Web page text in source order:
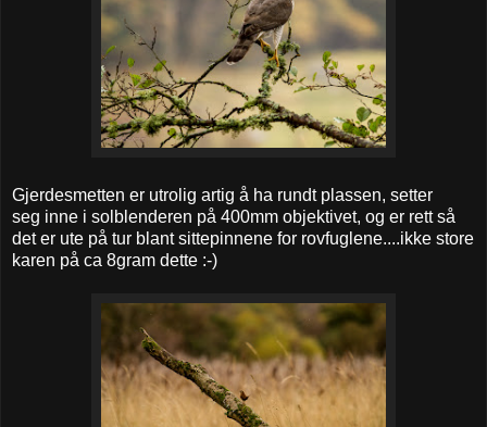
Gjerdesmetten er utrolig artig å ha rundt plassen, setter
seg inne i solblenderen på 400mm objektivet, og er rett så
det er ute på tur blant sittepinnene for rovfuglene....ikke store
karen på ca 8gram dette :-)